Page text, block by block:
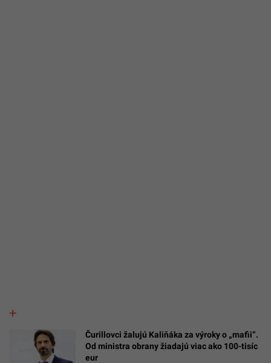
Čurillovci žalujú Kaliňáka za výroky o „mafii“.
Od ministra obrany žiadajú viac ako 100-tisíc
eur